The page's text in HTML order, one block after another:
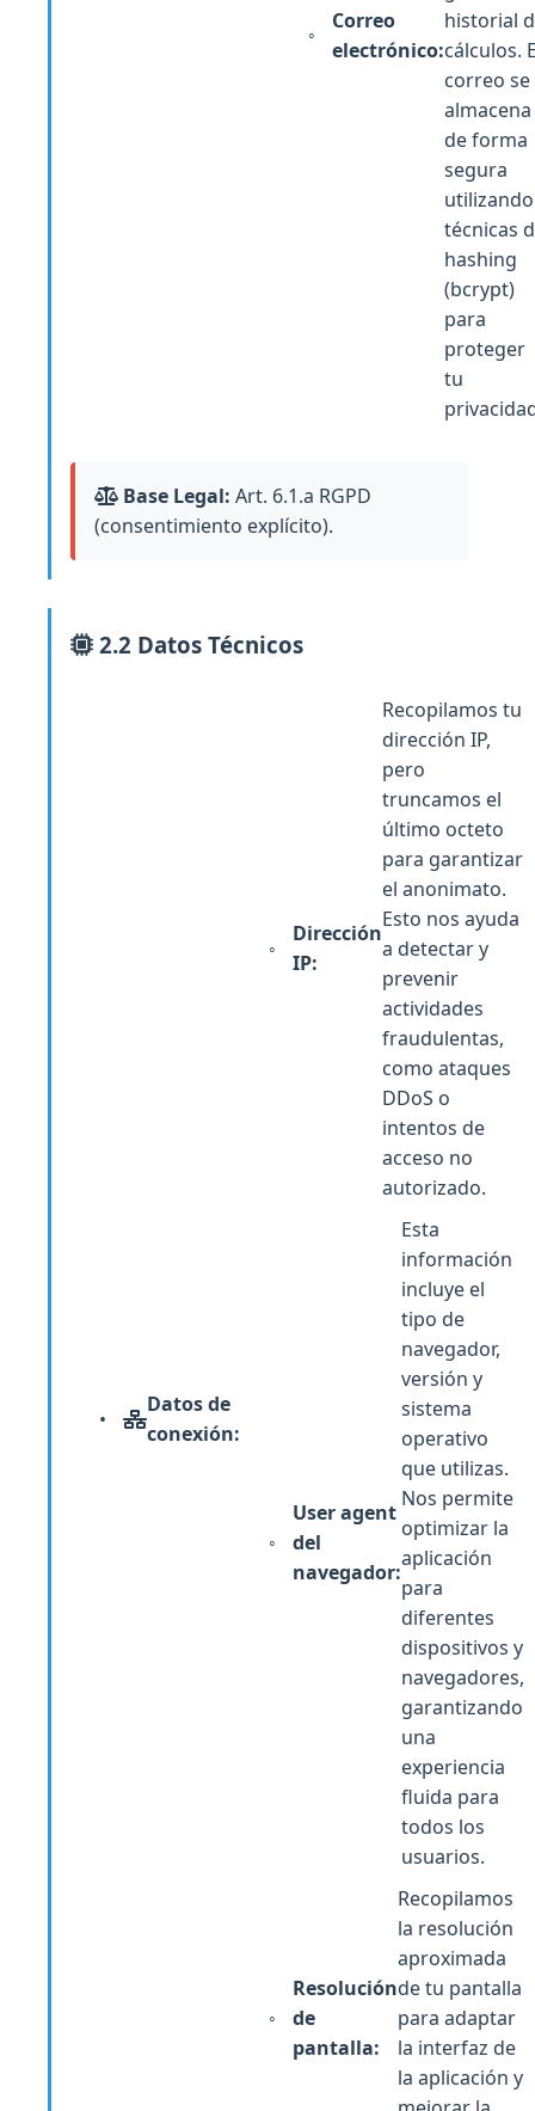
Correo
electrónico:
historial
cálculos.
correo se
almacena
de forma
segura
utilizando
técnicas
hashing
(bcrypt)
para
proteger
tu
Base Legal: Art. 6.1.a RGPD
(consentimiento explícito).
2.2 Datos Técnicos
Datos de
conexión:
Dirección
IP:
Recopilamos tu
dirección IP,
pero
truncamos el
último octeto
para garantizar
el anonimato.
Esto nos ayuda
a detectar y
prevenir
actividades
fraudulentas,
como ataques
DDoS o
intentos de
acceso no
autorizado.
User agent
del
navegador:
Esta
información
incluye el
tipo de
navegador,
versión y
sistema
operativo
que utilizas.
Nos permite
optimizar la
aplicación
para
diferentes
dispositivos y
navegadores,
garantizando
una
experiencia
fluida para
todos los
usuarios.
Resolución
de
pantalla:
Recopilamos
la resolución
aproximada
de tu pantalla
para adaptar
la interfaz de
la aplicación y